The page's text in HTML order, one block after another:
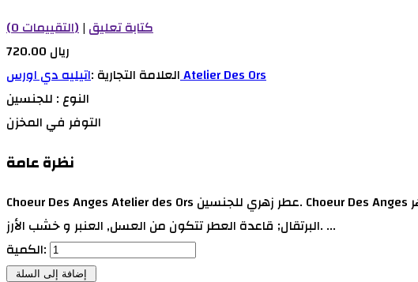
(0 التقييمات)| كتابة تعليق
720.00 ريال
العلامة التجارية :اتيليه دي اورس Atelier Des Ors
النوع : للجنسين
التوفر في المخزن
نظرة عامة
Choeur Des Anges Atelier des Ors عطر زهري للجنسين. Choeur Des Anges صدر عام 2018. إفتتاحية العطر البرتقال الأحمر, الكمثري و الكشمش الأسود; قلب العطر أوسمانثوس , بذور الجزر و زهر
البرتقال; قاعدة العطر تتكون من العسل, العنبر و خشب الأرز. ...
الكمية: